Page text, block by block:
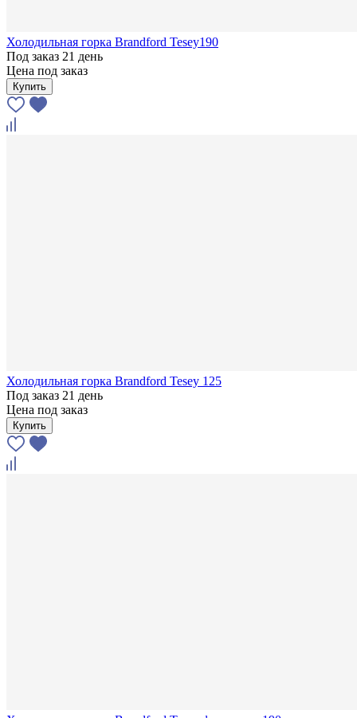
Холодильная горка Brandford Tesey190
Под заказ 21 день
Цена под заказ
Купить
Холодильная горка Brandford Tesey 125
Под заказ 21 день
Цена под заказ
Купить